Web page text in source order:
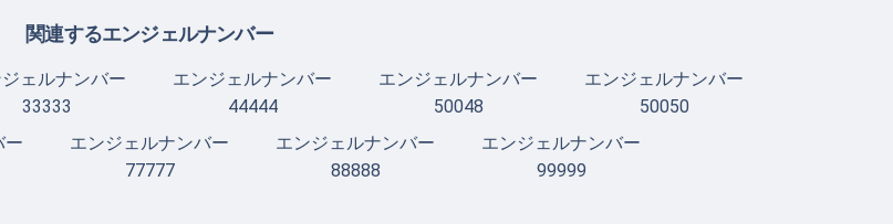
関連するエンジェルナンバー
ェルナンバー
33333
エンジェルナンバー
44444
エンジェルナンバー
50048
エンジェルナンバー
50050
ー
エンジェルナンバー
77777
エンジェルナンバー
88888
エンジェルナンバー
99999